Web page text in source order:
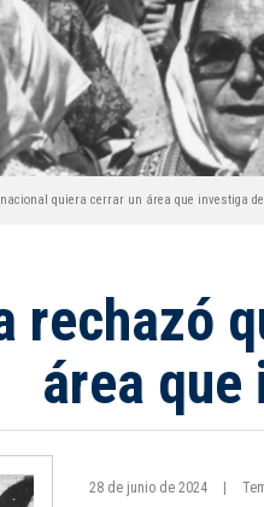
quiera cerrar un área que investiga
rechazó
área
28 de junio de 2024